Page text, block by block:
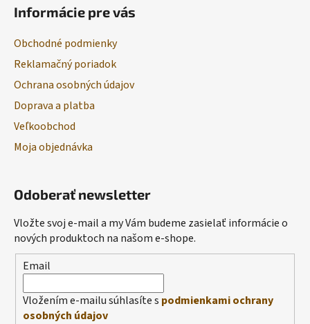
Informácie pre vás
Obchodné podmienky
Reklamačný poriadok
Ochrana osobných údajov
Doprava a platba
Veľkoobchod
Moja objednávka
Odoberať newsletter
Vložte svoj e-mail a my Vám budeme zasielať informácie o
nových produktoch na našom e-shope.
Email
Vložením e-mailu súhlasíte s podmienkami ochrany
osobných údajov